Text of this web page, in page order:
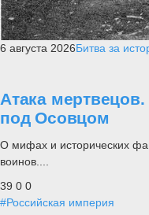
6 августа 2026Битва за
Атака
под Осовцом
О мифах и исторических
воинов....
39 0 0
#Российская империя